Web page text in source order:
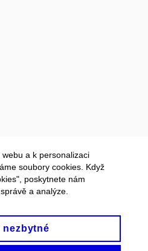
a k personalizaci
soubory cookies. Když
poskytnete nám
a analýze.
nezbytné